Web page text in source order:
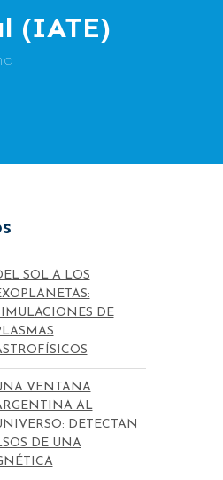
(IATE)
SOL A LOS
DE
VENTANA
AL
DETECTAN
DE UNA